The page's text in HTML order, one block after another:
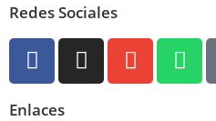
Redes Sociales
Enlaces